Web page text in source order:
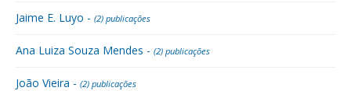
Jaime E. Luyo - (2) publicações
Ana Luiza Souza Mendes - (2) publicações
João Vieira - (2) publicações